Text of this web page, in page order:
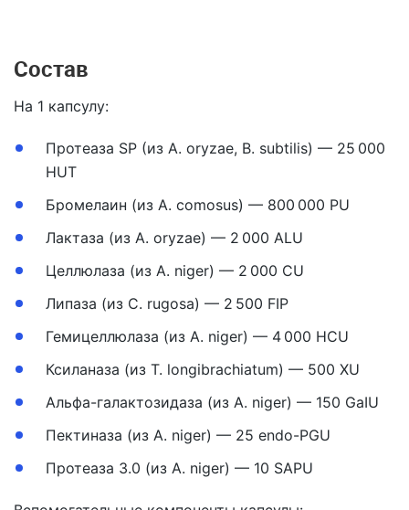
Состав
На 1 капсулу:
Протеаза SP (из A. oryzae, B. subtilis) — 25 000
HUT
Бромелаин (из A. comosus) — 800 000 PU
Лактаза (из A. oryzae) — 2 000 ALU
Целлюлаза (из A. niger) — 2 000 CU
Липаза (из C. rugosa) — 2 500 FIP
Гемицеллюлаза (из A. niger) — 4 000 HCU
Ксиланаза (из T. longibrachiatum) — 500 XU
Альфа-галактозидаза (из A. niger) — 150 GaIU
Пектиназа (из A. niger) — 25 endo-PGU
Протеаза 3.0 (из A. niger) — 10 SAPU